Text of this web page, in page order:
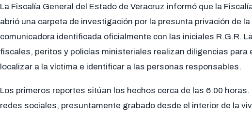
La Fiscalía General del Estado de Veracruz informó que la
abrió una carpeta de investigación por la presunta privación de
comunicadora identificada oficialmente con las iniciales R.G.R.
fiscales, peritos y policías ministeriales realizan diligencias para
localizar a la víctima e identificar a las personas responsables.
Los primeros reportes sitúan los hechos cerca de las 6:00 horas.
redes sociales, presuntamente grabado desde el interior de la